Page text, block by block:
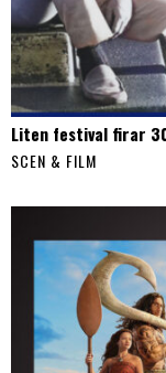
Liten festival firar
SCEN & FILM